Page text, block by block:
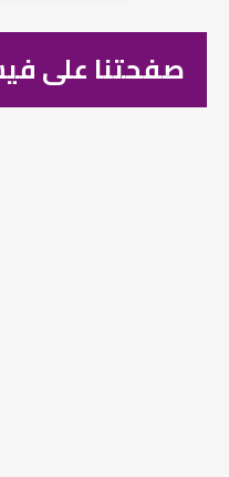
صفحتنا على